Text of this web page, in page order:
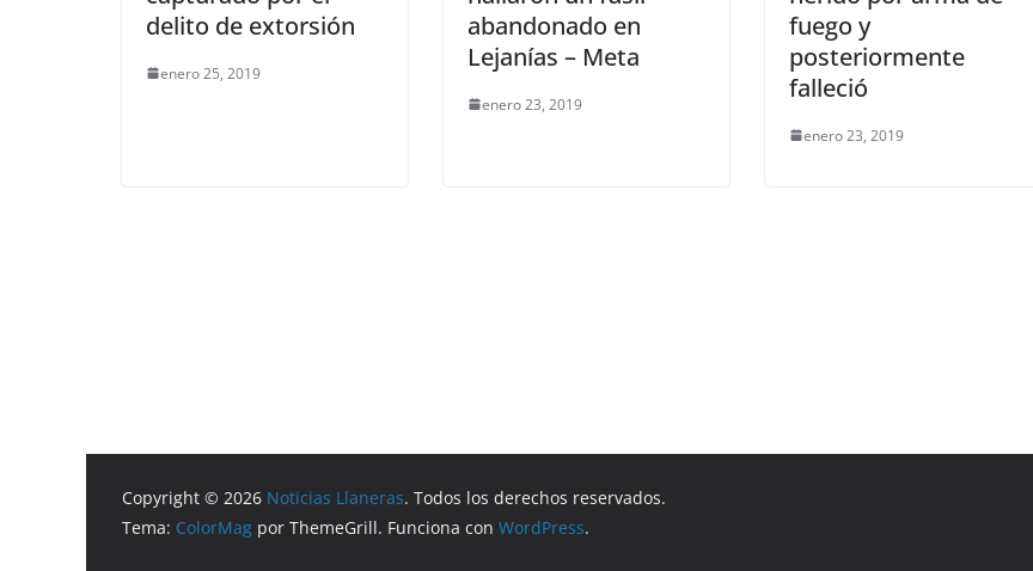
delito de extorsión
enero 25, 2019
abandonado en
Lejanías – Meta
enero 23, 2019
fuego y
posteriormente
falleció
enero 23, 2019
Copyright © 2026 Noticias Llaneras. Todos los derechos reservados.
Tema: ColorMag por ThemeGrill. Funciona con WordPress.